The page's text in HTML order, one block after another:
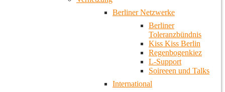
Berliner Netzwerke
Berliner
Toleranzbündnis
Kiss Kiss Berlin
Regenbogenkiez
L-Support
Soireeen und Talks
International